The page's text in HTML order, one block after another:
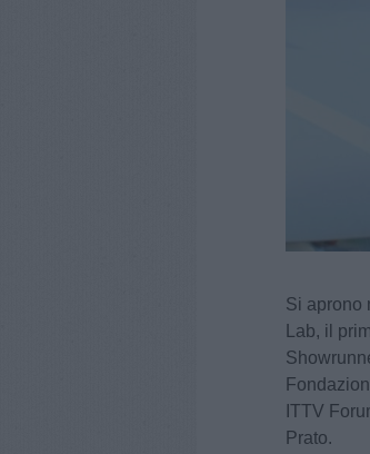
Si aprono
Lab, il
ITTV
Prato.